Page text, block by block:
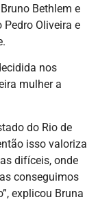
Bethlem e
Oliveira e
nos
mulher a
do Rio de
isso valoriza
difíceis, onde
conseguimos
explicou Bruna